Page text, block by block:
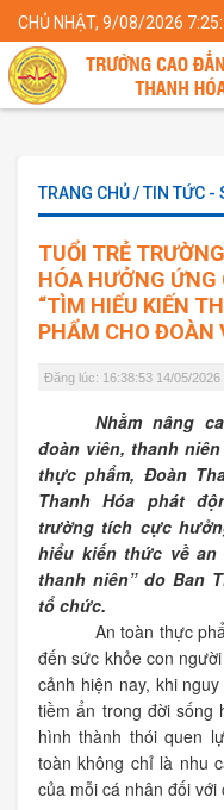
CHỦ NHẬT, 9/08/2026
TUYẾN
TRANG CHỦ / TIN TỨC -
TUỔI TRẺ
HÓA HƯỞNG ỨNG
“TÌM HIỂU KIẾN
PHẨM CHO ĐOÀN
Đăng lúc: 16:38:53 14/05/2026
Nhằm nâng
đoàn viên, thanh
thực phẩm, Đoàn
Thanh Hóa phát
trường tích cực
hiểu kiến thức về an
thanh niên” do Ban
tổ chức.
An toàn thực
đến sức khỏe con
cảnh hiện nay, khi
tiềm ẩn trong đời sống
hình thành thói quen
toàn không chỉ là nhu
của mỗi cá nhân đối với